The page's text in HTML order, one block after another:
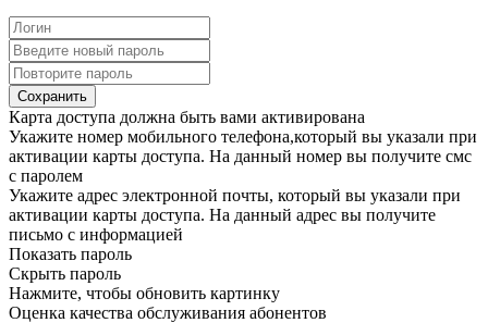
Сохранить
Карта доступа должна быть вами активирована
Укажите номер мобильного телефона,который вы указали при
активации карты доступа. На данный номер вы получите смс
с паролем
Укажите адрес электронной почты, который вы указали при
активации карты доступа. На данный адрес вы получите
письмо с информацией
Показать пароль
Скрыть пароль
Нажмите, чтобы обновить картинку
Оценка качества обслуживания абонентов